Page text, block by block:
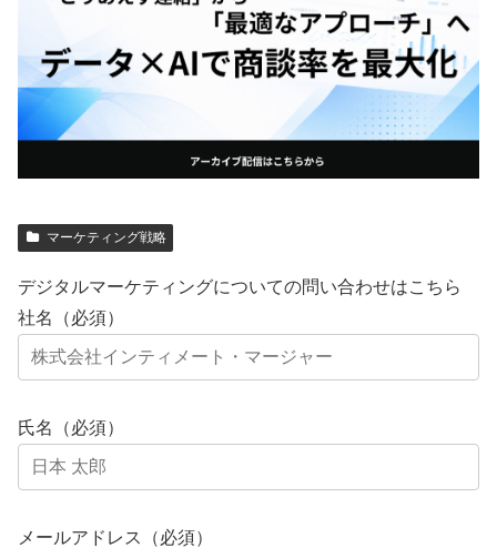
マーケティング戦略
デジタルマーケティングについての問い合わせはこちら
社名（必須）
氏名（必須）
メールアドレス（必須）